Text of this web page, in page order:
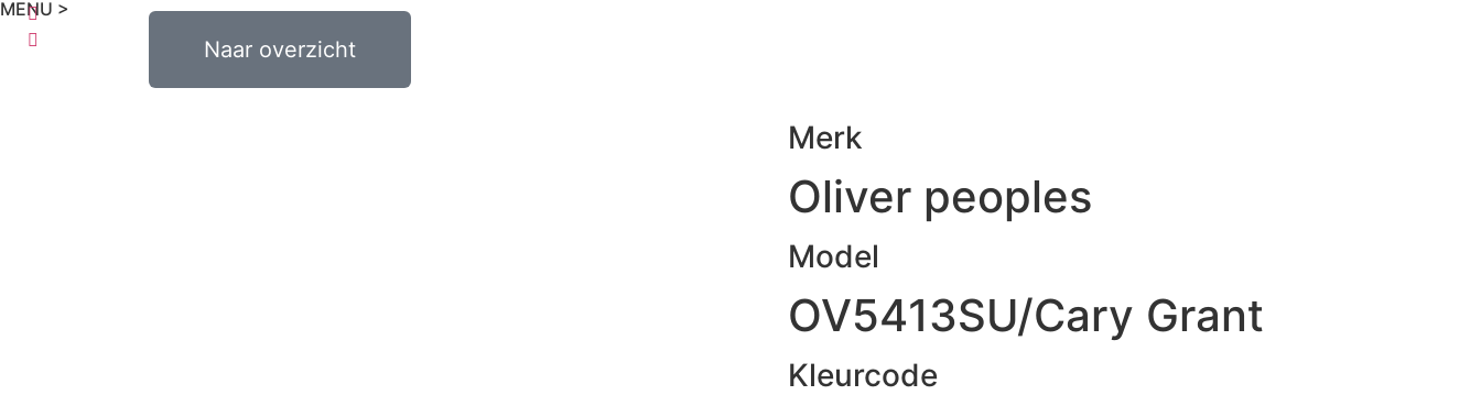
MENU >
Naar overzicht
0,00 0
Merk
Oliver peoples
Model
OV5413SU/Cary Grant
Kleurcode